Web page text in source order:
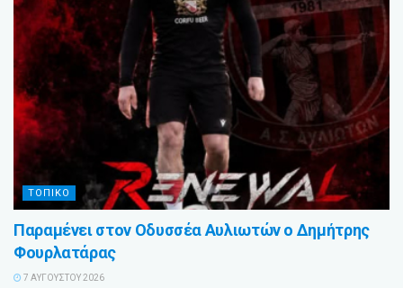
ΤΟΠΙΚΟ
Παραμένει στον Οδυσσέα Αυλιωτών ο Δημήτρης
Φουρλατάρας
7 ΑΥΓΟΎΣΤΟΥ 2026